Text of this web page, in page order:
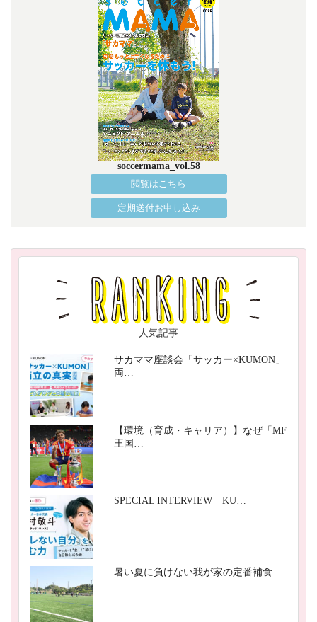
soccermama_vol.58
閲覧はこちら
定期送付お申し込み
人気記事
サカママ座談会「サッカー×KUMON」
両…
【環境（育成・キャリア）】なぜ「MF
王国…
SPECIAL INTERVIEW KU…
暑い夏に負けない我が家の定番補食